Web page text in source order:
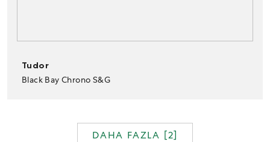
Tudor
Black Bay Chrono S&G
DAHA FAZLA [2]